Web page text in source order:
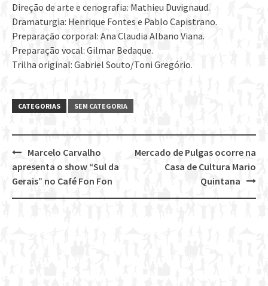
Direção de arte e cenografia: Mathieu Duvignaud.
Dramaturgia: Henrique Fontes e Pablo Capistrano.
Preparação corporal: Ana Claudia Albano Viana.
Preparação vocal: Gilmar Bedaque.
Trilha original: Gabriel Souto/Toni Gregório.
CATEGORIAS SEM CATEGORIA
Post
navigation
Mercado de Pulgas ocorre na
Casa de Cultura Mario
Quintana
Marcelo Carvalho
apresenta o show “Sul da
Gerais” no Café Fon Fon